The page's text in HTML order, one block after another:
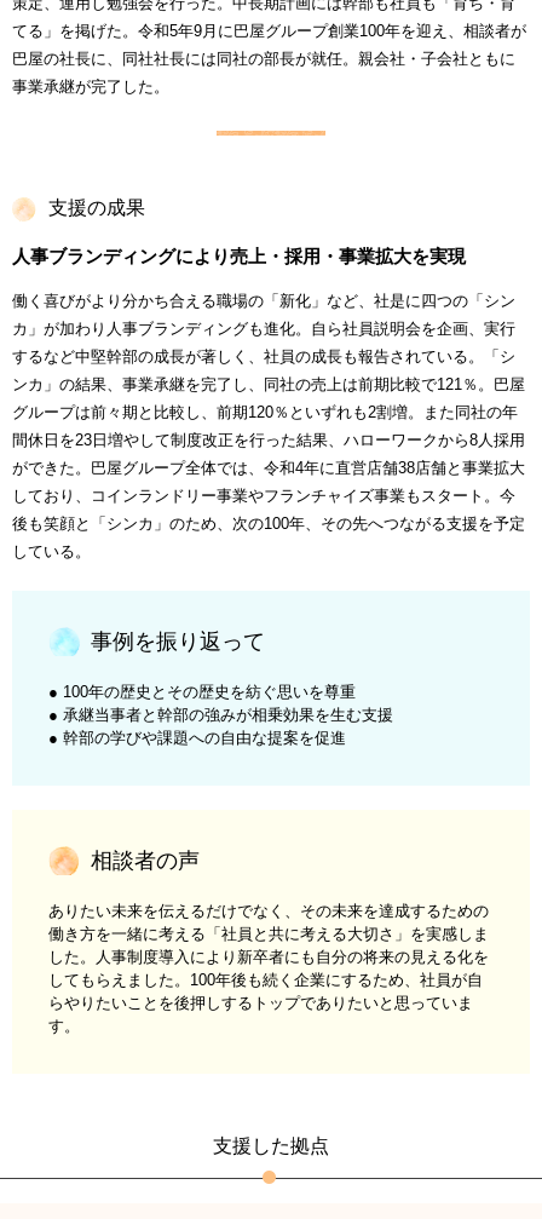
てる」を掲げた。令和5年9月に巴屋グループ創業100年を迎え、相談者が
巴屋の社長に、同社社長には同社の部長が就任。親会社・子会社ともに
事業承継が完了した。
支援の成果
人事ブランディングにより売上・採用・事業拡大を実現
働く喜びがより分かち合える職場の「新化」など、社是に四つの「シン
カ」が加わり人事ブランディングも進化。自ら社員説明会を企画、実行
するなど中堅幹部の成長が著しく、社員の成長も報告されている。「シ
ンカ」の結果、事業承継を完了し、同社の売上は前期比較で121％。巴屋
グループは前々期と比較し、前期120％といずれも2割増。また同社の年
間休日を23日増やして制度改正を行った結果、ハローワークから8人採用
ができた。巴屋グループ全体では、令和4年に直営店舗38店舗と事業拡大
しており、コインランドリー事業やフランチャイズ事業もスタート。今
後も笑顔と「シンカ」のため、次の100年、その先へつながる支援を予定
している。
事例を振り返って
● 100年の歴史とその歴史を紡ぐ思いを尊重
● 承継当事者と幹部の強みが相乗効果を生む支援
● 幹部の学びや課題への自由な提案を促進
相談者の声
ありたい未来を伝えるだけでなく、その未来を達成するための
働き方を一緒に考える「社員と共に考える大切さ」を実感しま
した。人事制度導入により新卒者にも自分の将来の見える化を
してもらえました。100年後も続く企業にするため、社員が自
らやりたいことを後押しするトップでありたいと思っていま
す。
支援した拠点